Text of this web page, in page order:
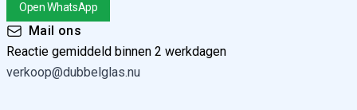
Open WhatsApp
Mail ons
Reactie gemiddeld binnen 2 werkdagen
verkoop@dubbelglas.nu